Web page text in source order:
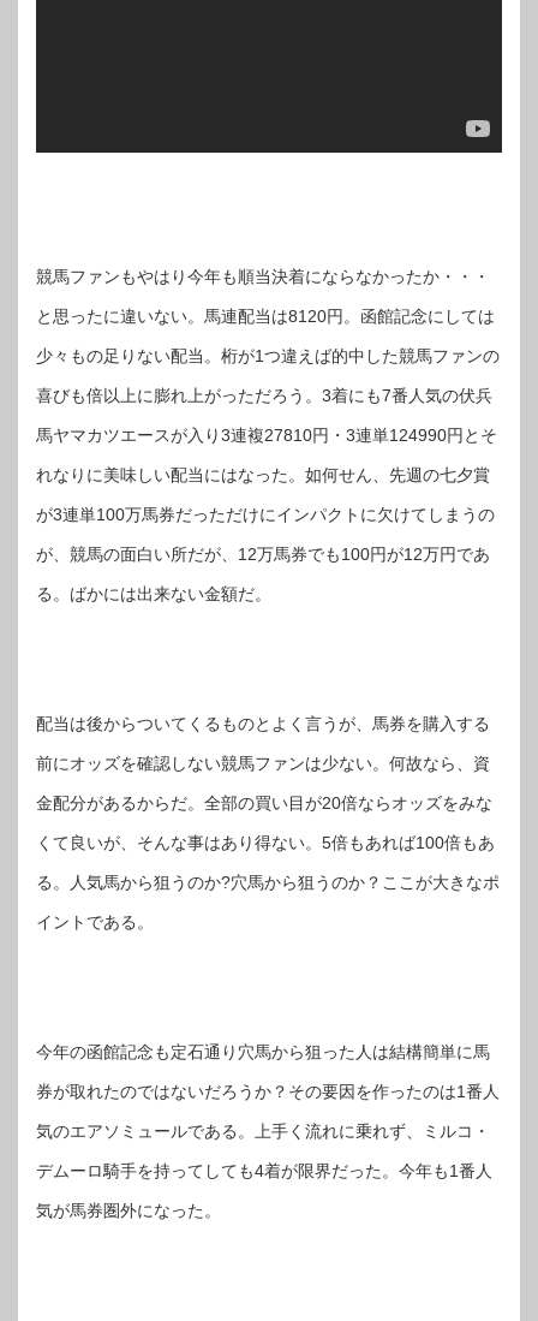
競馬ファンもやはり今年も順当決着にならなかったか・・・
と思ったに違いない。馬連配当は8120円。函館記念にしては
少々もの足りない配当。桁が1つ違えば的中した競馬ファンの
喜びも倍以上に膨れ上がっただろう。3着にも7番人気の伏兵
馬ヤマカツエースが入り3連複27810円・3連単124990円とそ
れなりに美味しい配当にはなった。如何せん、先週の七夕賞
が3連単100万馬券だっただけにインパクトに欠けてしまうの
が、競馬の面白い所だが、12万馬券でも100円が12万円であ
る。ばかには出来ない金額だ。
配当は後からついてくるものとよく言うが、馬券を購入する
前にオッズを確認しない競馬ファンは少ない。何故なら、資
金配分があるからだ。全部の買い目が20倍ならオッズをみな
くて良いが、そんな事はあり得ない。5倍もあれば100倍もあ
る。人気馬から狙うのか?穴馬から狙うのか？ここが大きなポ
イントである。
今年の函館記念も定石通り穴馬から狙った人は結構簡単に馬
券が取れたのではないだろうか？その要因を作ったのは1番人
気のエアソミュールである。上手く流れに乗れず、ミルコ・
デムーロ騎手を持ってしても4着が限界だった。今年も1番人
気が馬券圏外になった。